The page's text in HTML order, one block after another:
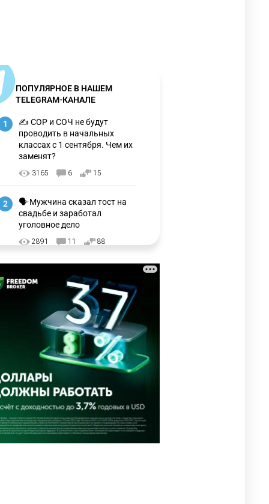
ПОПУЛЯРНОЕ В НАШЕМ
TELEGRAM-КАНАЛЕ
1
✍️ СОР и СОЧ не будут
проводить в начальных
классах с 1 сентября. Чем их
заменят?
3165 6 15
2
🗣 Мужчина сказал тост на
свадьбе и заработал
уголовное дело
2891 11 88
Переписку из телефона
Нурай Серикбай в день
похищения зачитали в суде
2906 0 19
⚠️ Доброе утро, друзья!
Предлагаем обзор главных
новостей за 4 августа
2708 0 1
5
🗣Глава государства
направил телеграмму
соболезнования родным и